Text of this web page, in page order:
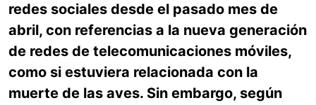
redes sociales desde el pasado mes de
abril, con referencias a la nueva generación
de redes de telecomunicaciones móviles,
como si estuviera relacionada con la
muerte de las aves. Sin embargo, según